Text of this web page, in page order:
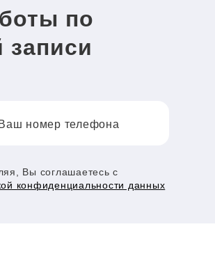
по
записи
Ваш номер телефона
Вы соглашаетесь с
конфиденциальности данных